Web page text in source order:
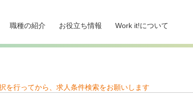
職種の紹介 お役立ち情報 Work it!について
を行ってから、求人条件検索をお願いします